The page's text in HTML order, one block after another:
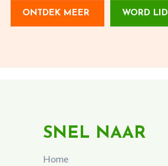
ONTDEK MEER WORD LID
SNEL NAAR
Home